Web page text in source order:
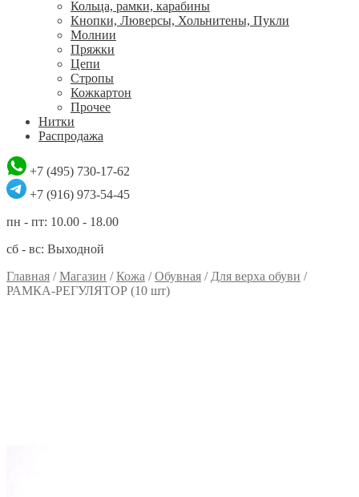
Кольца, рамки, карабины
Кнопки, Люверсы, Хольнитены, Пукли
Молнии
Пряжки
Цепи
Стропы
Кожкартон
Прочее
Нитки
Распродажа
+7 (495) 730-17-62
+7 (916) 973-54-45
пн - пт: 10.00 - 18.00
сб - вс: Выходной
Главная /Магазин /Кожа /Обувная / Для верха обуви /
РАМКА-РЕГУЛЯТОР (10 шт)